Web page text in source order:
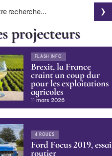
projecteurs
FLASH INFO
Brexit, la France
craint un coup dur
pour les exploitations
agricoles
11 mars 2026
4 ROUES
Ford Focus 2019, essai
routier